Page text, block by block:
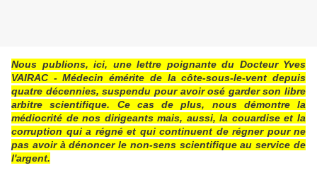
Nous publions, ici, une lettre poignante du Docteur Yves
VAIRAC - Médecin émérite de la côte-sous-le-vent depuis
quatre décennies, suspendu pour avoir osé garder son libre
arbitre scientifique. Ce cas de plus, nous démontre la
médiocrité de nos dirigeants mais, aussi, la couardise et la
corruption qui a régné et qui continuent de régner pour ne
pas avoir à dénoncer le non-sens scientifique au service de
l'argent.